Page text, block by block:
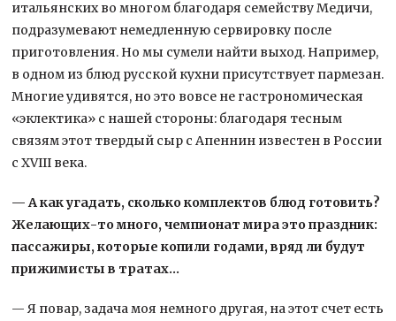
итальянских во многом благодаря семейству Медичи,
подразумевают немедленную сервировку после
приготовления. Но мы сумели найти выход. Например,
в одном из блюд русской кухни присутствует пармезан.
Многие удивятся, но это вовсе не гастрономическая
«эклектика» с нашей стороны: благодаря тесным
связям этот твердый сыр с Апеннин известен в России
с XVIII века.
— А как угадать, сколько комплектов блюд готовить?
Желающих-то много, чемпионат мира это праздник:
пассажиры, которые копили годами, вряд ли будут
прижимисты в тратах…
— Я повар, задача моя немного другая, на этот счет есть